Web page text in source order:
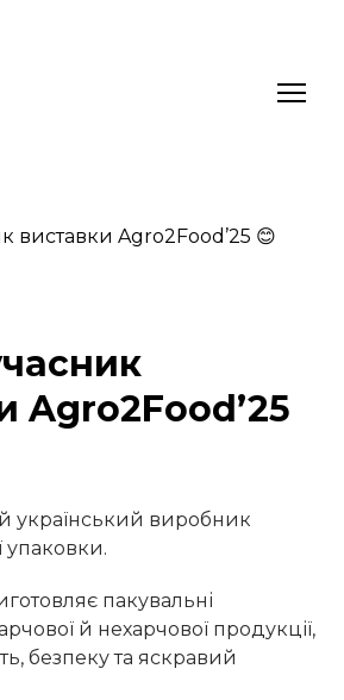
Agro2Food’25
український виробник
упаковки.
пакувальні
й нехарчової продукції,
безпеку та яскравий